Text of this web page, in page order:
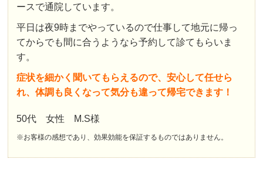
ースで通院しています。
平日は夜9時までやっているので仕事して地元に帰っ
てからでも間に合うようなら予約して診てもらいま
す。
症状を細かく聞いてもらえるので、安心して任せら
れ、体調も良くなって気分も違って帰宅できます！
50代 女性 M.S様
※お客様の感想であり、効果効能を保証するものではありません。